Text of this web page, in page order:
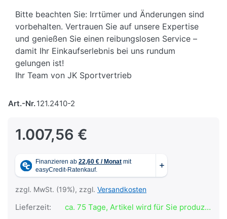
Bitte beachten Sie: Irrtümer und Änderungen sind
vorbehalten. Vertrauen Sie auf unsere Expertise
und genießen Sie einen reibungslosen Service –
damit Ihr Einkaufserlebnis bei uns rundum
gelungen ist!
Ihr Team von JK Sportvertrieb
Art.-Nr.121.2410-2
1.007,56 €
zzgl. MwSt. (19%), zzgl. Versandkosten
Lieferzeit:
ca. 75 Tage, Artikel wird für Sie produziert